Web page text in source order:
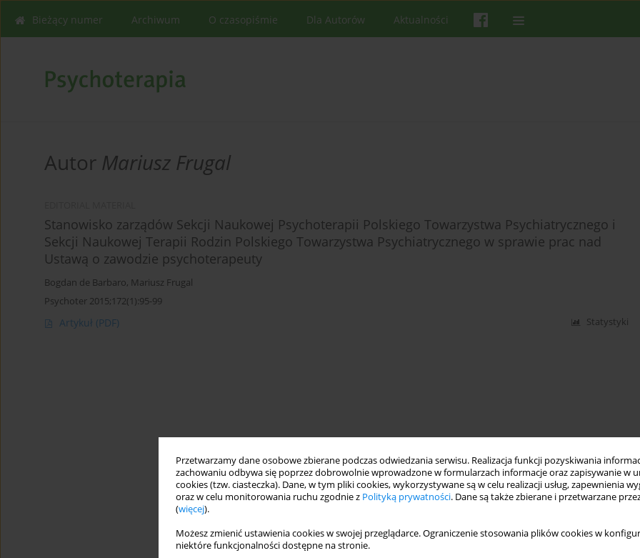
Przetwarzamy dane osobowe zbierane podczas odwiedzania serwisu. Realizacja funkcji pozyskiwania
zachowaniu odbywa się poprzez dobrowolnie wprowadzone w formularzach informacje oraz zapisywanie w
cookies (tzw. ciasteczka). Dane, w tym pliki cookies, wykorzystywane są w celu realizacji usług, zapewnienia
oraz w celu monitorowania ruchu zgodnie z Polityką prywatności. Dane są także zbierane i przetwarzane
(więcej).
Możesz zmienić ustawienia cookies w swojej przeglądarce. Ograniczenie stosowania plików cookies w
niektóre funkcjonalności dostępne na stronie.
Bieżący numer Archiwum O czasopiśmie Dla Autorów Aktualności
Autor Mariusz Frugal
Stanowisko zarządów Sekcji Naukowej Psychoterapii Polskiego Towarzystwa Psychiatrycznego i
Sekcji Naukowej Terapii Rodzin Polskiego Towarzystwa Psychiatrycznego w sprawie prac nad
Ustawą o zawodzie psychoterapeuty
Bogdan de Barbaro, Mariusz Frugal
Psychoter 2015;172(1):95-99
Artykuł (PDF) Statystyki